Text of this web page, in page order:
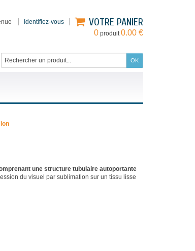
Identifiez-vous VOTRE PANIER
0 produit0.00 €
une structure tubulaire autoportante
du visuel par sublimation sur un tissu lisse